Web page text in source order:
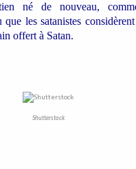
né de nouveau,
les satanistes
offert à Satan.
Shutterstock